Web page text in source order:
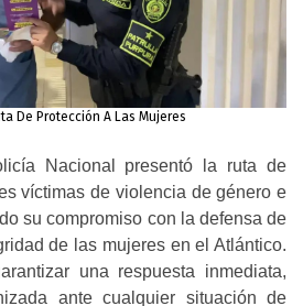
De Protección A Las Mujeres
Nacional presentó la ruta de
víctimas de violencia de género e
su compromiso con la defensa de
de las mujeres en el Atlántico.
una respuesta inmediata,
ante cualquier situación de